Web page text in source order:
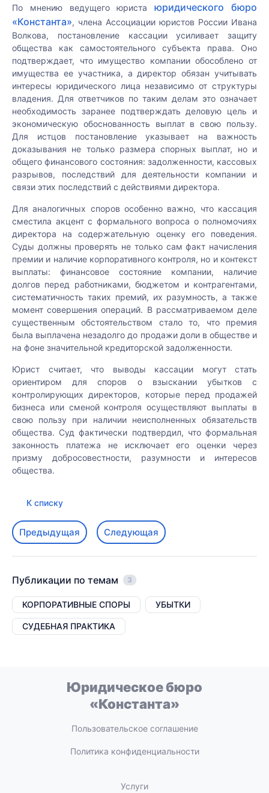
По мнению ведущего юристаюридического бюро
«Константа», члена Ассоциации юристов России Ивана
Волкова, постановление кассации усиливает защиту
общества как самостоятельного субъекта права. Оно
подтверждает, что имущество компании обособлено от
имущества ее участника, а директор обязан учитывать
интересы юридического лица независимо от структуры
владения. Для ответчиков по таким делам это означает
необходимость заранее подтверждать деловую цель и
экономическую обоснованность выплат в свою пользу.
Для истцов постановление указывает на важность
доказывания не только размера спорных выплат, но и
общего финансового состояния: задолженности, кассовых
разрывов, последствий для деятельности компании и
связи этих последствий с действиями директора.
Для аналогичных споров особенно важно, что кассация
сместила акцент с формального вопроса о полномочиях
директора на содержательную оценку его поведения.
Суды должны проверять не только сам факт начисления
премии и наличие корпоративного контроля, но и контекст
выплаты: финансовое состояние компании, наличие
долгов перед работниками, бюджетом и контрагентами,
систематичность таких премий, их разумность, а также
момент совершения операций. В рассматриваемом деле
существенным обстоятельством стало то, что премия
была выплачена незадолго до продажи доли в обществе и
на фоне значительной кредиторской задолженности.
Юрист считает, что выводы кассации могут стать
ориентиром для споров о взыскании убытков с
контролирующих директоров, которые перед продажей
бизнеса или сменой контроля осуществляют выплаты в
свою пользу при наличии неисполненных обязательств
общества. Суд фактически подтвердил, что формальная
законность платежа не исключает его оценки через
призму добросовестности, разумности и интересов
общества.
К списку
Предыдущая Следующая
Публикации по темам 3
КОРПОРАТИВНЫЕ СПОРЫ УБЫТКИ
СУДЕБНАЯ ПРАКТИКА
Юридическое бюро
«Константа»
Пользовательское соглашение
Политика конфиденциальности
Услуги
Получить
на e-mail:
Я ознакомился(ась)
с
«Пользовательским
соглашением»,
«Политикой
конфиденциальности
и обработки
персональных
данных»
и
согласен(на) на
обработку
персональных
данных.
Отправить
mail:
Ваш
вопрос:
позвонить
Вам для
уточнения
Я ознакомился(ась)
с
«Пользовательским
соглашением»,
«Политикой
конфиденциальности
персональных
данных»и
согласен(на) на
обработку
персональных
данных.
Отправить
Ваш
телефон:
Ваш
mail:
Подробности
Я ознакомился(ась)
с
«Пользовательским
соглашением»
«Политикой
конфиденциальности
и обработки
персональных
данных»
согласен(на) на
обработку
персональных
данных.
Отправить
Ваш
телефон:
Ваш
mail:
Я ознакомился(ась)
с
«Пользовательским
соглашением»
«Политикой
конфиденциальности
и обработки
персональных
данных»
и
согласен(на) на
обработку
персональных
данных.
Заказать
телефон:
Ваш
вопрос:
Я ознакомился(ась)
«Пользовательским
соглашением» ,
«Политикой
конфиденциальности
и обработки
персональных
данных» и
согласен(на) на
обработку
персональных
данных.
Отправить
Ваш
телефон:
Ваш
вопрос:
Я ознакомился(ась)
с
«Пользовательским
соглашением»,
«Политикой
конфиденциальности
и обработки
персональных
данных»и
согласен(на) на
обработку
персональных
данных.
Записаться